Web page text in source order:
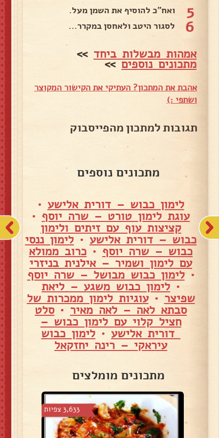
5 ואח"כ להוסיף את השמן מעל.
6 לסגור היטב ולאחסן במקרר...
אמהות מבשלות ביחד >>
מתכונים נוספים>>
אהבת את המתכון? העתיקי את הקישור המקוצר
ושתפי :)
תגובות למתכון מהפייסבוק
מתכונים נוספים
לימון כבוש – דורית אלישע •
עוגת לימון טורט – שרה יוסף •
קציצות עוף עם זיתים ולימון
כבוש – דורית אלישע• לימון ננסי
כבוש – שרה יוסף • כרוב ממולא
עם לימון ושמיר – אילנית בניזרי
•לימון כבוש מבושל – שרה יוסף
• לימון כבוש משגע – ליאת
שפיצר •עוגיות לימון ממכרות של
סבתא לאה – לאה מאיר •סלט
חציל קלוי עם לימון כבוש –
דורית אלישע• לימון כבוש
עיראקי – רינה יחזקאל
מתכונים מומלצים
3,633 צפיות